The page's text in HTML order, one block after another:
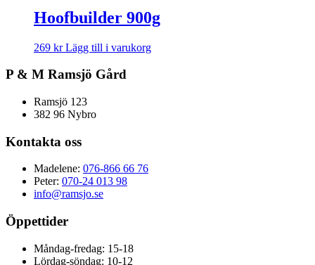
Hoofbuilder 900g
269 kr Lägg till i varukorg
P & M Ramsjö Gård
Ramsjö 123
382 96 Nybro
Kontakta oss
Madelene: 076-866 66 76
Peter: 070-24 013 98
info@ramsjo.se
Öppettider
Måndag-fredag: 15-18
Lördag-söndag: 10-12